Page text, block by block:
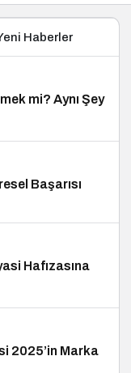
Haberler
mi? Aynı Şey
Başarısı
Hafızasına
2025’in Marka